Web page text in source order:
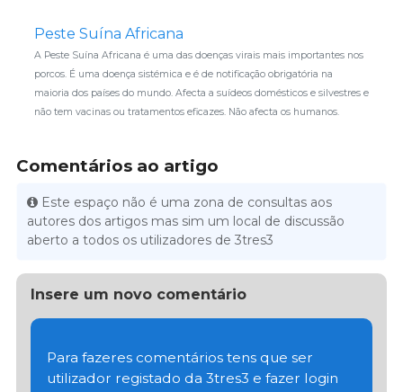
Peste Suína Africana
A Peste Suína Africana é uma das doenças virais mais importantes nos
porcos. É uma doença sistémica e é de notificação obrigatória na
maioria dos países do mundo. Afecta a suídeos domésticos e silvestres e
não tem vacinas ou tratamentos eficazes. Não afecta os humanos.
Comentários ao artigo
Este espaço não é uma zona de consultas aos
autores dos artigos mas sim um local de discussão
aberto a todos os utilizadores de 3tres3
Insere um novo comentário
Para fazeres comentários tens que ser
utilizador registado da 3tres3 e fazer login